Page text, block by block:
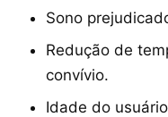
Sono
Redução de
convívio.
Idade do